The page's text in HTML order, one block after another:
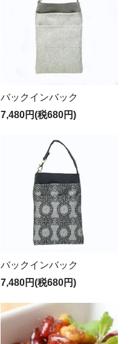
バックインバック
7,480円(税680円)
バックインバック
7,480円(税680円)